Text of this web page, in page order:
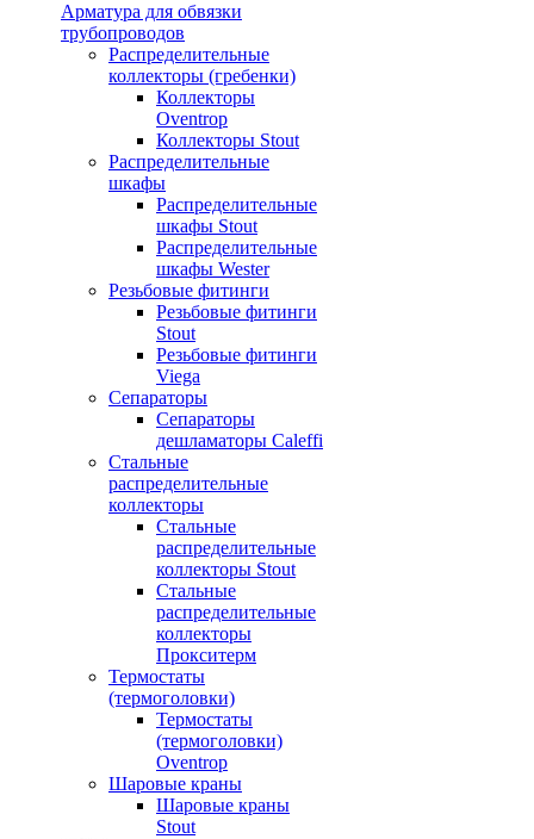
Арматура для обвязки
трубопроводов
Распределительные
коллекторы (гребенки)
Коллекторы
Oventrop
Коллекторы Stout
Распределительные
шкафы
Распределительные
шкафы Stout
Распределительные
шкафы Wester
Резьбовые фитинги
Резьбовые фитинги
Stout
Резьбовые фитинги
Viega
Сепараторы
Сепараторы
дешламаторы Caleffi
Стальные
распределительные
коллекторы
Стальные
распределительные
коллекторы Stout
Стальные
распределительные
коллекторы
Прокситерм
Термостаты
(термоголовки)
Термостаты
(термоголовки)
Oventrop
Шаровые краны
Шаровые краны
Stout